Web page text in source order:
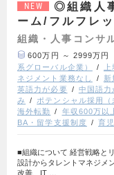
NEW
◎組織人
ーム/フルフレ
組織・人事コンサ
600万円 ～ 2999万円
系グローバル企業）
ネジメント業務なし
新
英語力が必要
中国語力
み
ポテンシャル採用（
海外転勤
年収600万以
BA・留学支援制度
育
■組織について 経営戦略と
設計からタレントマネジメ
改善、IT …